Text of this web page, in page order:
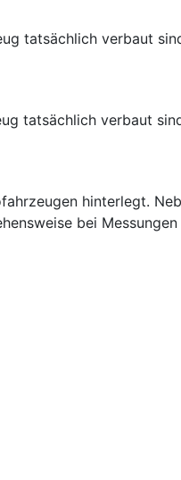
tatsächlich verbaut
tatsächlich verbaut
hinterlegt.
bei